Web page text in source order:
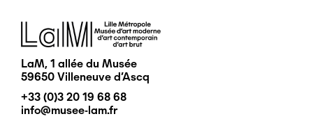
Image
LaM, 1 allée du Musée
59650 Villeneuve d'Ascq
+33 (0)3 20 19 68 68
info@musee-lam.fr